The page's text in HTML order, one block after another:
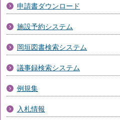
申請書ダウンロード
施設予約システム
岡垣図書検索システム
議事録検索システム
例規集
入札情報